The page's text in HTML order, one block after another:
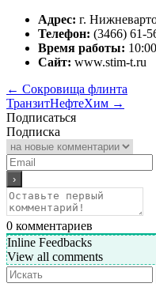
Адрес: г.
Телефон: (3466) 61-
Время работы:
Сайт: www.stim-t.ru
← Сокровища флинта
ТранзитНефтеХим →
Подписаться
Подписка
0 комментариев
Inline Feedbacks
View all comments
Искать: